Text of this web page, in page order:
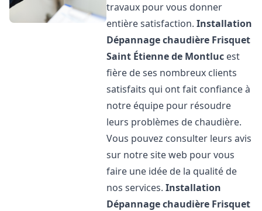
travaux pour vous donner
entière satisfaction.Installation
Dépannage chaudière Frisquet
Saint Étienne de Montluc est
fière de ses nombreux clients
satisfaits qui ont fait confiance à
notre équipe pour résoudre
leurs problèmes de chaudière.
Vous pouvez consulter leurs avis
sur notre site web pour vous
faire une idée de la qualité de
nos services.Installation
Dépannage chaudière Frisquet